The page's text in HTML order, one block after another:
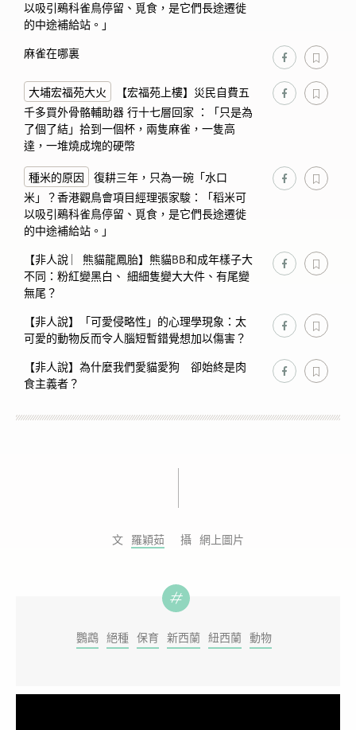
以吸引鵐科雀鳥停留、覓食，是它們長途遷徙
的中途補給站。」
麻雀在哪裏
大埔宏福苑大火
【宏福苑上樓】災民自費五
千多買外骨骼輔助器 行十七層回家 ：「只是為
了個了結」拾到一個杯，兩隻麻雀，一隻高
達，一堆燒成塊的硬幣
種米的原因
復耕三年，只為一碗「水口
米」？香港觀鳥會項目經理張家駿：「稻米可
以吸引鵐科雀鳥停留、覓食，是它們長途遷徙
的中途補給站。」
【非人說 ︳熊貓龍鳳胎】熊貓BB和成年樣子大
不同：粉紅變黑白、 細細隻變大大件、有尾變
無尾？
【非人說】「可愛侵略性」的心理學現象：太
可愛的動物反而令人腦短暫錯覺想加以傷害？
【非人說】為什麼我們愛貓愛狗 卻始終是肉
食主義者？
羅穎茹 網上圖片
鸚鵡 絕種 保育 新西蘭 紐西蘭 動物